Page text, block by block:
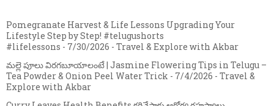
Pomegranate Harvest & Life Lessons Upgrading Your
Lifestyle Step by Step! #telugushorts
#lifelessons - 7/30/2026 - Travel & Explore with Akbar
మల్లె పూలు విరగబూయాలంటే | Jasmine Flowering Tips in Telugu –
Tea Powder & Onion Peel Water Trick - 7/4/2026 - Travel &
Explore with Akbar